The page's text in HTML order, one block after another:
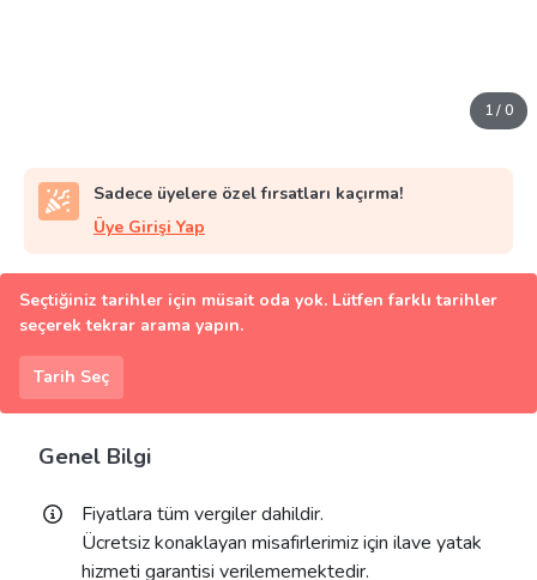
1/0
Sadece üyelere özel fırsatları kaçırma!
Üye Girişi Yap
Seçtiğiniz tarihler için müsait oda yok. Lütfen farklı tarihler
seçerek tekrar arama yapın.
Tarih Seç
Genel Bilgi
Fiyatlara tüm vergiler dahildir.
Ücretsiz konaklayan misafirlerimiz için ilave yatak
hizmeti garantisi verilememektedir.